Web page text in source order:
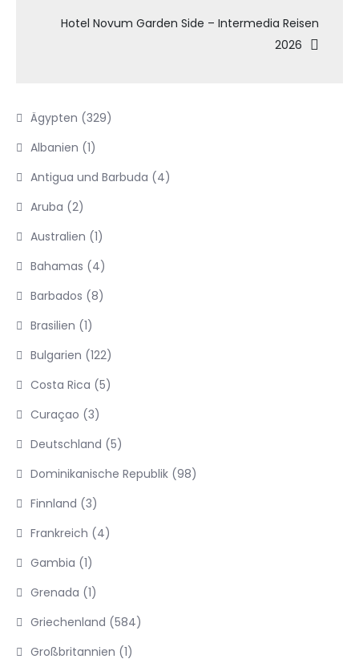
Hotel Novum Garden Side – Intermedia Reisen
2026
Ägypten (329)
Albanien (1)
Antigua und Barbuda (4)
Aruba (2)
Australien (1)
Bahamas (4)
Barbados (8)
Brasilien (1)
Bulgarien (122)
Costa Rica (5)
Curaçao (3)
Deutschland (5)
Dominikanische Republik (98)
Finnland (3)
Frankreich (4)
Gambia (1)
Grenada (1)
Griechenland (584)
Großbritannien (1)